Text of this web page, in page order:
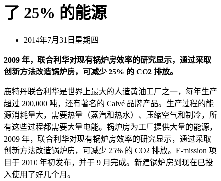
了 25% 的能源
2014年7月31日星期四
2009 年，联合利华对现有锅炉房效率的研究显示，通过采取
创新方法改造锅炉房，可减少 25% 的 CO2 排放。
鹿特丹联合利华是世界上最大的人造黄油工厂之一，每年生产
超过 200,000 吨，还有著名的 Calvé 品牌产品。生产过程的能
源消耗量大，需要热量（蒸汽和热水）、压缩空气和制冷，所
有这些过程都需要大量电能。锅炉房为工厂提供大量的能源，
2009 年，联合利华对现有锅炉房效率的研究显示，通过采取
创新方法改造锅炉房，可减少 25% 的 CO2 排放。E-mission 项
目于 2010 年初发布，并于 9 月完成。新建锅炉房到现在已投
入使用了好几个月。